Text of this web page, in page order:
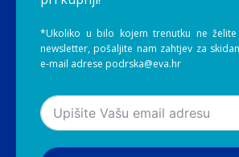
*Ukoliko u bilo kojem trenutku ne želite
newsletter, pošaljite nam zahtjev za
e-mail adrese podrska@eva.hr